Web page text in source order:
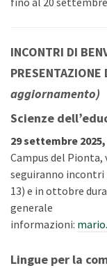
INCONTRI DI
PRESENTAZIONE
aggiornamento)
Scienze
29 settembre
Campus del
seguiranno incontri
13) e in ottobre
generale
informazioni:
Lingue per la